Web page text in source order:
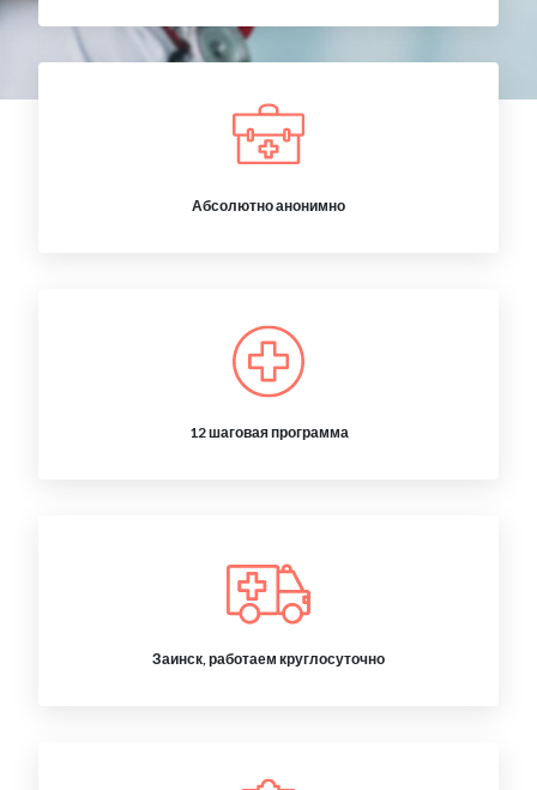
Абсолютно анонимно
12 шаговая программа
Заинск, работаем круглосуточно